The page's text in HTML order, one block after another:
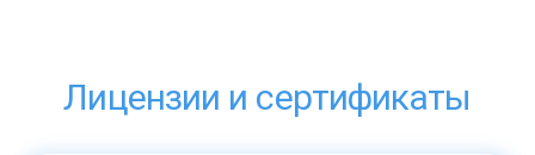
Лицензии и сертификаты